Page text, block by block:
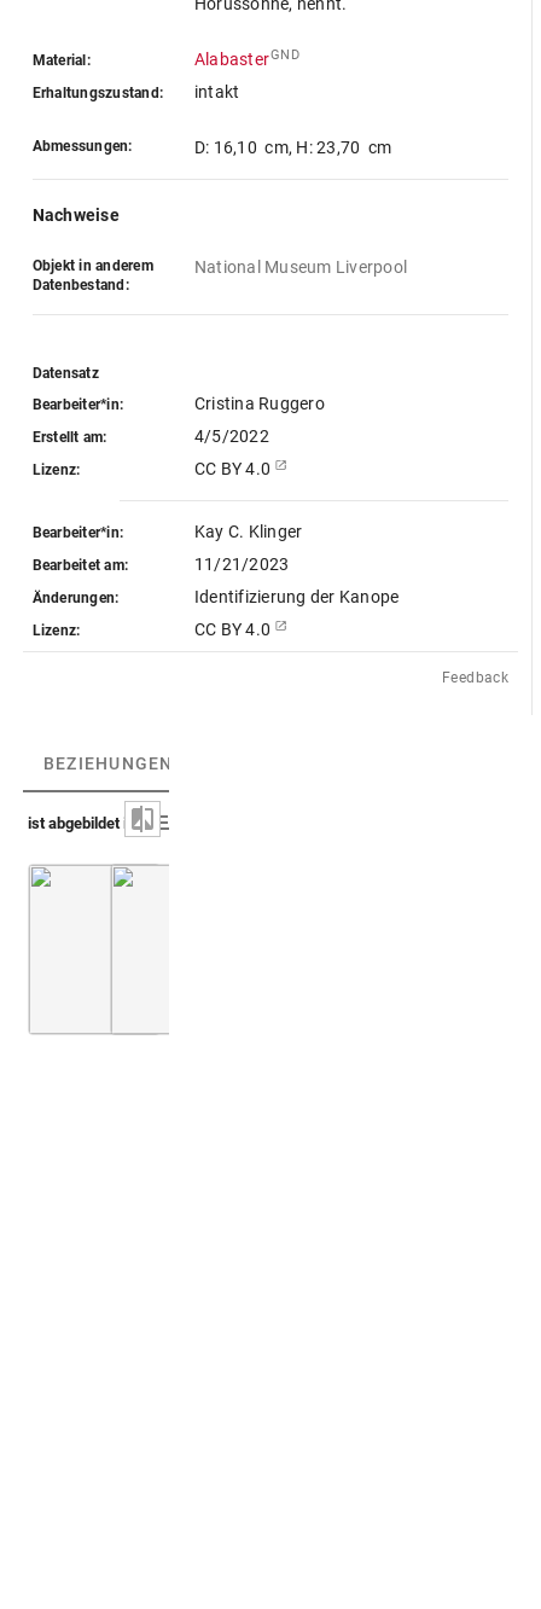
Material: AlabasterGND
Erhaltungszustand: intakt
Abmessungen: D: 16,10 cm, H: 23,70 cm
Nachweise
Objekt in anderem
Datenbestand:
National Museum Liverpool
Datensatz
Bearbeiter*in:
Cristina Ruggero
Erstellt am: 4/5/2022
Lizenz: CC BY 4.0
Bearbeiter*in: Kay C. Klinger
Bearbeitet am: 11/21/2023
Änderungen: Identifizierung der Kanope
Lizenz: CC BY 4.0
Feedback
BEZIEHUNGEN
ist abgebildet in